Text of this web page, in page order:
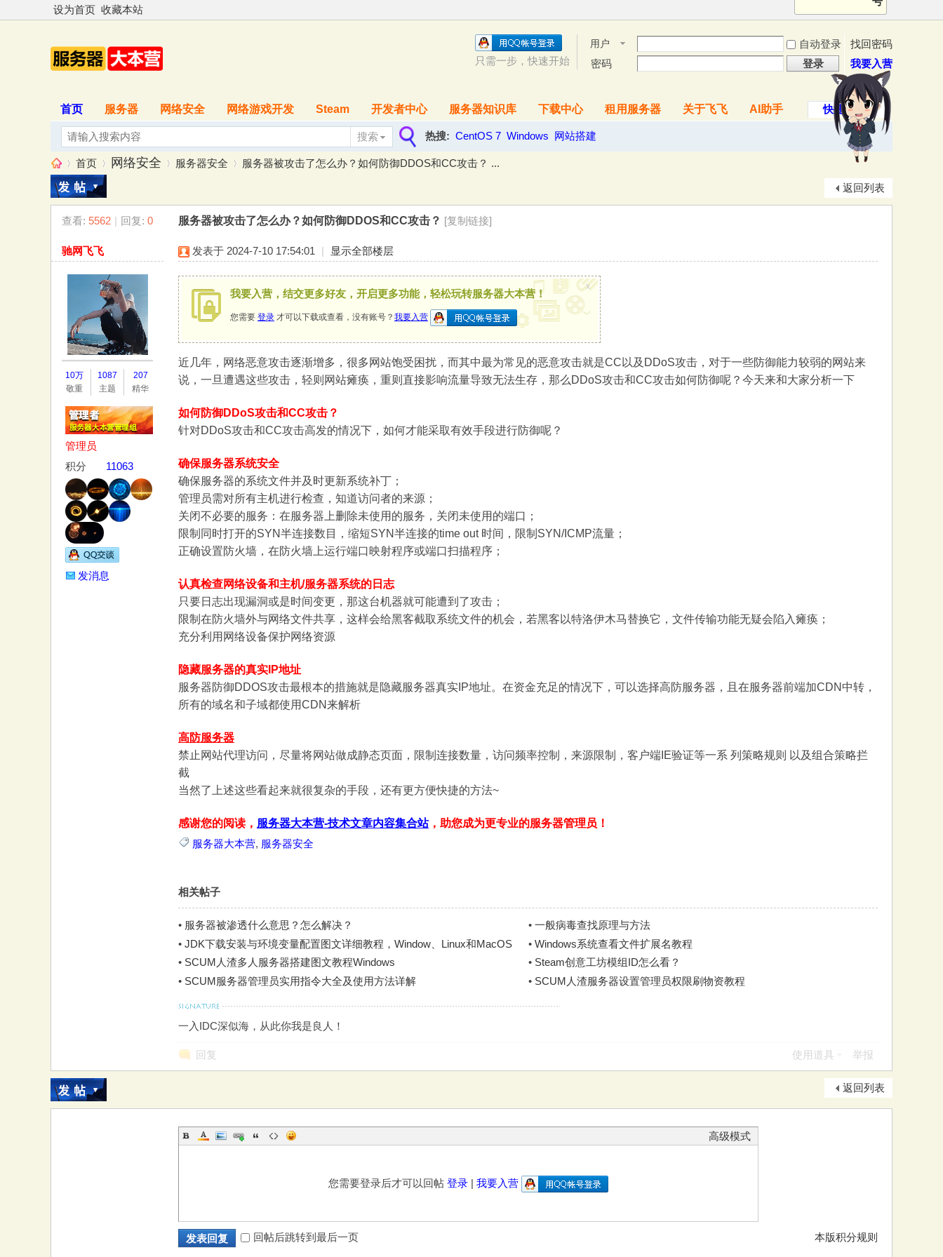
设为首页 收藏本站
用户
名
自动登录
找回密码
密码
登录 我要入营
只需一步，快速开始
快捷导航
首页 服务器 网络安全 网络游戏开发 Steam 开发者中心 服务器知识库 下载中心 租用服务器 关于飞飞 AI助手
搜索
搜
索
热搜: CentOS 7 Windows 网站搭建
»
首页
›
网络安全 服务器安全
›
服务器被攻击了怎么办？如何防御DDOS和CC攻击？ ...
返回列表
查看: 5562 | 回复: 0 服务器被攻击了怎么办？如何防御DDOS和CC攻击？ [复制链接]
驰网飞飞
10万
敬重
1087
主题
207
精华
管理员
积分
11063
发消息
发表于 2024-7-10 17:54:01 | 显示全部楼层
我要入营，结交更多好友，开启更多功能，轻松玩转服务器大本营！
您需要 登录 才可以下载或查看，没有账号？ 我要入营
x
近几年，网络恶意攻击逐渐增多，很多网站饱受困扰，而其中最为常见的恶意攻击就是CC以及DDoS攻击，对于一些防御能力较弱的网站来
说，一旦遭遇这些攻击，轻则网站瘫痪，重则直接影响流量导致无法生存，那么DDoS攻击和CC攻击如何防御呢？今天来和大家分析一下
如何防御DDoS攻击和CC攻击？
针对DDoS攻击和CC攻击高发的情况下，如何才能采取有效手段进行防御呢？
确保服务器系统安全
确保服务器的系统文件并及时更新系统补丁；
管理员需对所有主机进行检查，知道访问者的来源；
关闭不必要的服务：在服务器上删除未使用的服务，关闭未使用的端口；
限制同时打开的SYN半连接数目，缩短SYN半连接的time out 时间，限制SYN/ICMP流量；
正确设置防火墙，在防火墙上运行端口映射程序或端口扫描程序；
认真检查网络设备和主机/服务器系统的日志
只要日志出现漏洞或是时间变更，那这台机器就可能遭到了攻击；
限制在防火墙外与网络文件共享，这样会给黑客截取系统文件的机会，若黑客以特洛伊木马替换它，文件传输功能无疑会陷入瘫痪；
充分利用网络设备保护网络资源
隐藏服务器的真实IP地址
服务器防御DDOS攻击最根本的措施就是隐藏服务器真实IP地址。在资金充足的情况下，可以选择高防服务器，且在服务器前端加CDN中转，
所有的域名和子域都使用CDN来解析
高防服务器
禁止网站代理访问，尽量将网站做成静态页面，限制连接数量，访问频率控制，来源限制，客户端IE验证等一系 列策略规则 以及组合策略拦
截
当然了上述这些看起来就很复杂的手段，还有更方便快捷的方法~
感谢您的阅读， 服务器大本营-技术文章内容集合站，助您成为更专业的服务器管理员！
服务器大本营, 服务器安全
相关帖子
• 服务器被渗透什么意思？怎么解决？ • 一般病毒查找原理与方法
• JDK下载安装与环境变量配置图文详细教程，Window、Linux和MacOS • Windows系统查看文件扩展名教程
• SCUM人渣多人服务器搭建图文教程Windows • Steam创意工坊模组ID怎么看？
• SCUM服务器管理员实用指令大全及使用方法详解 • SCUM人渣服务器设置管理员权限刷物资教程
一入IDC深似海，从此你我是良人！
回复 使用道具 举报
返回列表
高级模式
您需要登录后才可以回帖 登录 | 我要入营
本版积分规则
发表回复 回帖后跳转到最后一页